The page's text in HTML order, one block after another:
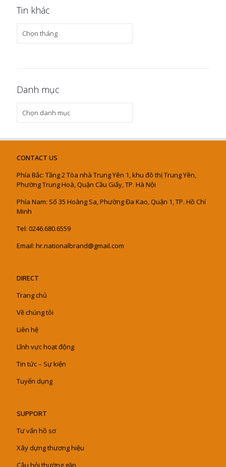
Tin khác
khác
Danh mục
mục
CONTACT US
Phía Bắc: Tầng 2 Tòa nhà Trung Yên 1, khu đô thị Trung Yên,
Phường Trung Hoà, Quận Cầu Giấy, TP. Hà Nội
Phía Nam: Số 35 Hoàng Sa, Phường Đa Kao, Quận 1, TP. Hồ Chí
Minh
Tel: 0246.680.6559
Email: hr.nationalbrand@gmail.com
DIRECT
Trang chủ
Về chúng tôi
Liên hệ
Lĩnh vực hoạt động
Tin tức – Sự kiện
Tuyển dụng
SUPPORT
Tư vấn hồ sơ
Xây dựng thương hiệu
Câu hỏi thường gặp